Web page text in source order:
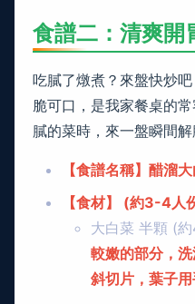
食譜二：清爽開
吃膩了燉煮？來盤快炒
脆可口，是我家餐桌的
膩的菜時，來一盤瞬間解
【食譜名稱】醋溜
【食材】 (約3-4人
大白菜 半顆 (
較嫩的部分，
斜切片，葉子